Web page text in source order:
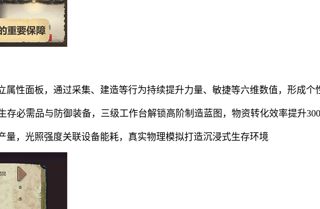
属性面板，通过采集、建造等行为持续提升力量、敏捷等六维数值，形成个
存必需品与防御装备，三级工作台解锁高阶制造蓝图，物资转化效率提升
量，光照强度关联设备能耗，真实物理模拟打造沉浸式生存环境